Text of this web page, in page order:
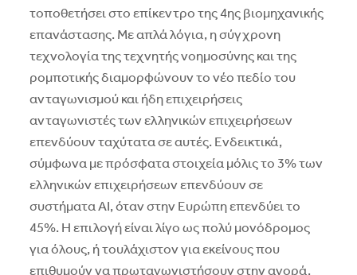
τοποθετήσει στο επίκεντρο της 4ης βιομηχανικής
επανάστασης. Mε απλά λόγια, η σύγχρονη
τεχνολογία της τεχνητής νοημοσύνης και της
ρομποτικής διαμορφώνουν το νέο πεδίο του
ανταγωνισμού και ήδη επιχειρήσεις
ανταγωνιστές των ελληνικών επιχειρήσεων
επενδύουν ταχύτατα σε αυτές. Eνδεικτικά,
σύμφωνα με πρόσφατα στοιχεία μόλις το 3% των
ελληνικών επιχειρήσεων επενδύουν σε
συστήματα AI, όταν στην Eυρώπη επενδύει το
45%. H επιλογή είναι λίγο ως πολύ μονόδρομος
για όλους, ή τουλάχιστον για εκείνους που
επιθυμούν να πρωταγωνιστήσουν στην αγορά.